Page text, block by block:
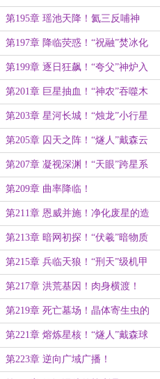
神城拔地起！
第195章 瑶池天降！氦三反哺神
州！
第197章 降临荧惑！“祝融”焚冰化
海！
第199章 逐日狂飙！“夸父”神炉入
九天！
第201章 巨星抽血！“神农”吞噬木
星！
第203章 星河长城！“烛龙”小行星
带熔炉！
第205章 囚天之阵！“燧人”戴森云
包裹烈日！
第207章 凝视深渊！“天眼”跨星系
超距阵列！
第209章 曲率降临！
第211章 恩威并施！净化废星的造
物神迹！
第213章 暗网初探！“伏羲”暗物质
提纯基地！
第215章 兵临天狼！“刑天”级机甲
强撕远古遗迹！
第217章 洪荒基因！肉身横渡！
第219章 死亡墓场！晶体寄生虫的
伏击！
第221章 熔炼星核！“燧人”戴森球
全面合拢！
第223章 逆向广域广播！